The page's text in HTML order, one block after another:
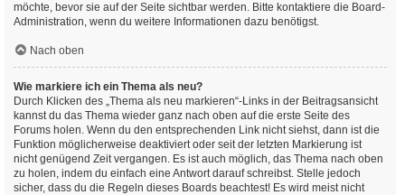
möchte, bevor sie auf der Seite sichtbar werden. Bitte kontaktiere die Board-
Administration, wenn du weitere Informationen dazu benötigst.
Nach oben
Wie markiere ich ein Thema als neu?
Durch Klicken des „Thema als neu markieren“-Links in der Beitragsansicht
kannst du das Thema wieder ganz nach oben auf die erste Seite des
Forums holen. Wenn du den entsprechenden Link nicht siehst, dann ist die
Funktion möglicherweise deaktiviert oder seit der letzten Markierung ist
nicht genügend Zeit vergangen. Es ist auch möglich, das Thema nach oben
zu holen, indem du einfach eine Antwort darauf schreibst. Stelle jedoch
sicher, dass du die Regeln dieses Boards beachtest! Es wird meist nicht